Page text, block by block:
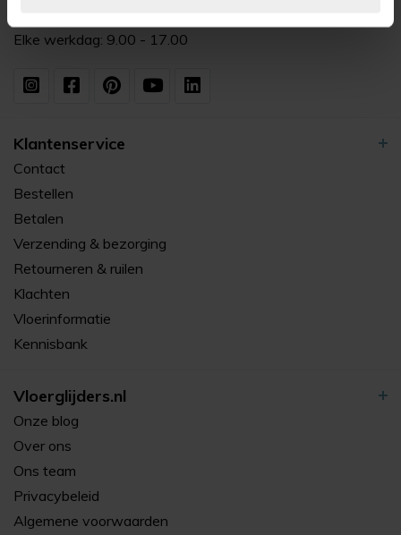
Elke werkdag: 9.00 - 17.00
Klantenservice
Contact
Bestellen
Betalen
Verzending & bezorging
Retourneren & ruilen
Klachten
Vloerinformatie
Kennisbank
Vloerglijders.nl
Onze blog
Over ons
Ons team
Privacybeleid
Algemene voorwaarden